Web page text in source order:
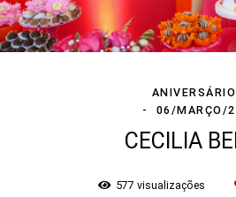
06/MARÇO/
CECILIA
577 visualizações